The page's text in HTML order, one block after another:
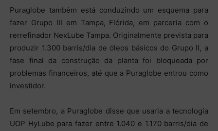
Puraglobe também está conduzindo um esquema para
fazer Grupo III em Tampa, Flórida, em parceria com o
rerrefinador NexLube Tampa. Originalmente prevista para
produzir 1.300 barris/dia de óleos básicos do Grupo II, a
fase final da construção da planta foi bloqueada por
problemas financeiros, até que a Puraglobe entrou como
investidor.
Em setembro, a Puraglobe disse que usaria a tecnologia
UOP HyLube para fazer entre 1.040 e 1.170 barris/dia de